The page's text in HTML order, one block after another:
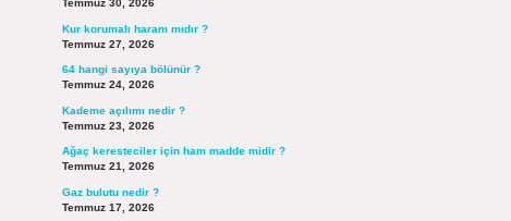
Temmuz 30, 2026
Kur korumalı haram mıdır ?
Temmuz 27, 2026
64 hangi sayıya bölünür ?
Temmuz 24, 2026
Kademe açılımı nedir ?
Temmuz 23, 2026
Ağaç keresteciler için ham madde midir ?
Temmuz 21, 2026
Gaz bulutu nedir ?
Temmuz 17, 2026